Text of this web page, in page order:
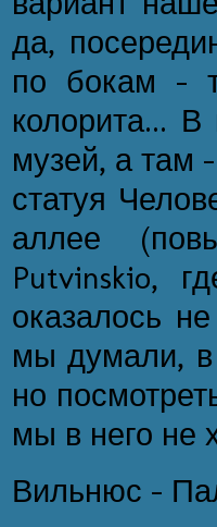
да,
по бокам -
колорита...
музей, а там
статуя
аллее
Putvinskio,
оказалось
мы думали, в
но
мы в него не
Вильнюс -